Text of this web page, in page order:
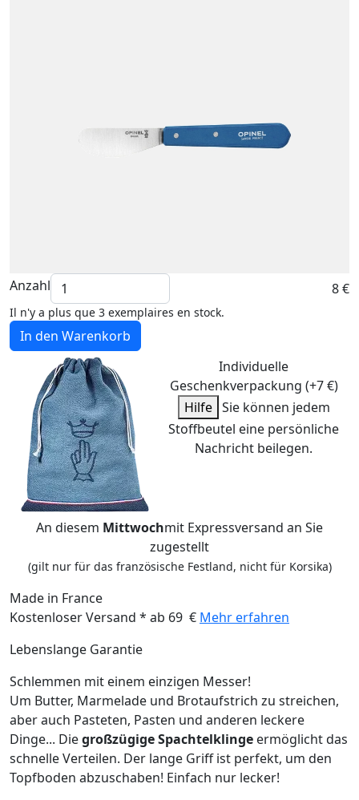
Anzahl 8 €
Il n'y a plus que 3 exemplaires en stock.
In den Warenkorb
Individuelle
Geschenkverpackung (+7 €)
Hilfe Sie können jedem
Stoffbeutel eine persönliche
Nachricht beilegen.
An diesem Mittwochmit Expressversand an Sie
zugestellt
(gilt nur für das französische Festland, nicht für Korsika)
Made in France
Kostenloser Versand * ab 69 € Mehr erfahren
Lebenslange Garantie
Schlemmen mit einem einzigen Messer!
Um Butter, Marmelade und Brotaufstrich zu streichen,
aber auch Pasteten, Pasten und anderen leckere
Dinge... Diegroßzügige Spachtelklinge ermöglicht das
schnelle Verteilen. Der lange Griff ist perfekt, um den
Topfboden abzuschaben! Einfach nur lecker!